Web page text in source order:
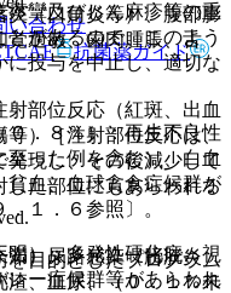
炎（口角炎等）、腹部膨
覚過敏、歯肉腫脹、舌
部位反応（紅斑、出血
等）［注射部位反応は、
発現し、その後減少して
した部位にもあらわれる
）尿路感染（膀胱炎
渣、血尿、（０．１％未
痙攣及びじん麻疹等の重
があるので、このよう
投与を中止し、適切な
．８％）：再生不良性
った例を含む）、白血
貧血、血球貪食症候群が
１．６参照〕。
）：多発性硬化症、視
レー症候群等があらわれ
い合わせ
抗菌薬ガイド
目的としたプログラム